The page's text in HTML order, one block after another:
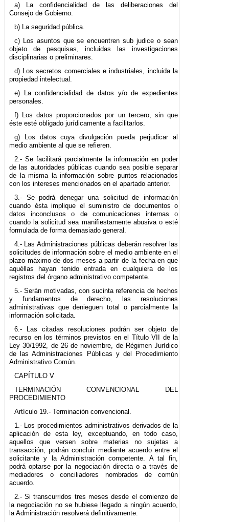
a) La confidencialidad de las deliberaciones del
Consejo de Gobierno.
b) La seguridad pública.
c) Los asuntos que se encuentren sub judice o sean
objeto de pesquisas, incluidas las investigaciones
disciplinarias o preliminares.
d) Los secretos comerciales e industriales, incluida la
propiedad intelectual.
e) La confidencialidad de datos y/o de expedientes
personales.
f) Los datos proporcionados por un tercero, sin que
éste esté obligado jurídicamente a facilitarlos.
g) Los datos cuya divulgación pueda perjudicar al
medio ambiente al que se refieren.
2.- Se facilitará parcialmente la información en poder
de las autoridades públicas cuando sea posible separar
de la misma la información sobre puntos relacionados
con los intereses mencionados en el apartado anterior.
3.- Se podrá denegar una solicitud de información
cuando ésta implique el suministro de documentos o
datos inconclusos o de comunicaciones internas o
cuando la solicitud sea manifiestamente abusiva o esté
formulada de forma demasiado general.
4.- Las Administraciones públicas deberán resolver las
solicitudes de información sobre el medio ambiente en el
plazo máximo de dos meses a partir de la fecha en que
aquéllas hayan tenido entrada en cualquiera de los
registros del órgano administrativo competente.
5.- Serán motivadas, con sucinta referencia de hechos
y fundamentos de derecho, las resoluciones
administrativas que denieguen total o parcialmente la
información solicitada.
6.- Las citadas resoluciones podrán ser objeto de
recurso en los términos previstos en el Título VII de la
Ley 30/1992, de 26 de noviembre, de Régimen Jurídico
de las Administraciones Públicas y del Procedimiento
Administrativo Común.
CAPÍTULO V
TERMINACIÓN CONVENCIONAL DEL
PROCEDIMIENTO
Artículo 19.- Terminación convencional.
1.- Los procedimientos administrativos derivados de la
aplicación de esta ley, exceptuando, en todo caso,
aquellos que versen sobre materias no sujetas a
transacción, podrán concluir mediante acuerdo entre el
solicitante y la Administración competente. A tal fin,
podrá optarse por la negociación directa o a través de
mediadores o conciliadores nombrados de común
acuerdo.
2.- Si transcurridos tres meses desde el comienzo de
la negociación no se hubiese llegado a ningún acuerdo,
la Administración resolverá definitivamente.